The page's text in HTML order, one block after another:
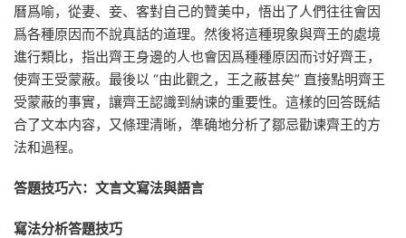
曆爲喻，從妻、妾、客對自己的贊美中，悟出了人們往往會因
爲各種原因而不說真話的道理。然後将這種現象與齊王的處境
進行類比，指出齊王身邊的人也會因爲種種原因而讨好齊王，
使齊王受蒙蔽。最後以 “由此觀之，王之蔽甚矣” 直接點明齊王
受蒙蔽的事實，讓齊王認識到納谏的重要性。這樣的回答既結
合了文本内容，又條理清晰，準确地分析了鄒忌勸谏齊王的方
法和過程。
答題技巧六：文言文寫法與語言
寫法分析答題技巧